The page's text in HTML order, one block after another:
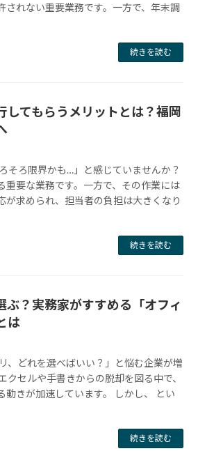
されない重要業務です。一方で、年末調
続きを読む
してもらうメリットとは？福岡
そろ限界かも…」と感じていませんか？
重要な業務です。一方で、その作業には
が求められ、担当者の負担は大きくなり
続きを読む
ぶ？実務家がすすめる「オフィ
は
、どれを選べばいい？」と悩む企業が増
クセルや手書きからの脱却を図る中で、
動きが加速しています。 しかし、 とい
続きを読む